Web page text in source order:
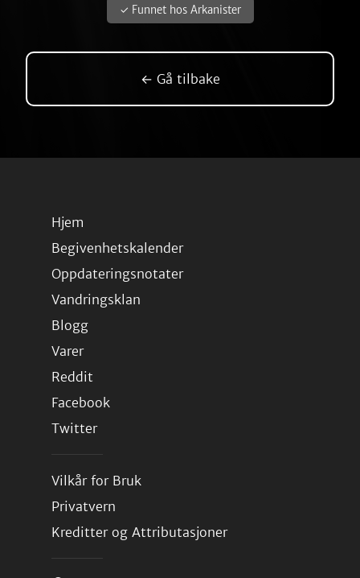
✓ Funnet hos Arkanister
← Gå tilbake
Hjem
Begivenhetskalender
Oppdateringsnotater
Vandringsklan
Blogg
Varer
Reddit
Facebook
Twitter
Vilkår for Bruk
Privatvern
Kreditter og Attributasjoner